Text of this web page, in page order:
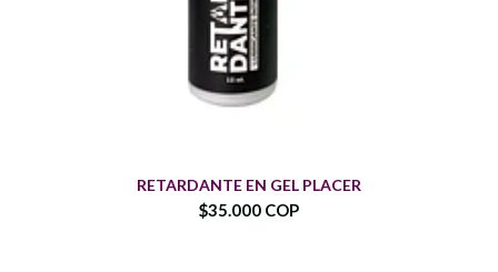
RETARDANTE EN GEL PLACER
$35.000 COP